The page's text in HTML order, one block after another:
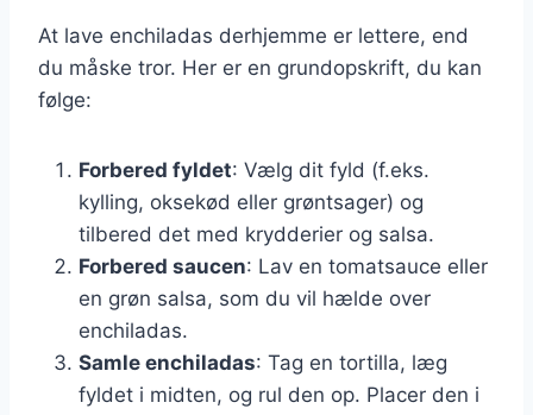
At lave enchiladas derhjemme er lettere, end
du måske tror. Her er en grundopskrift, du kan
følge:
Forbered fyldet: Vælg dit fyld (f.eks.
kylling, oksekød eller grøntsager) og
tilbered det med krydderier og salsa.
Forbered saucen: Lav en tomatsauce eller
en grøn salsa, som du vil hælde over
enchiladas.
Samle enchiladas: Tag en tortilla, læg
fyldet i midten, og rul den op. Placer den i